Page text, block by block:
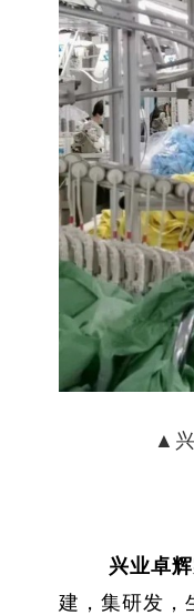
▲
兴业卓
建，集研发，